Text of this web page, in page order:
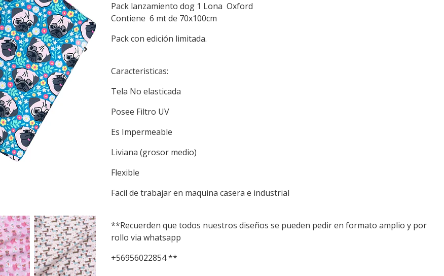
Pack lanzamiento dog 1 Lona Oxford
Contiene 6 mt de 70x100cm
Pack con edición limitada.
Caracteristicas:
Tela No elasticada
Posee Filtro UV
Es Impermeable
Liviana (grosor medio)
Flexible
Facil de trabajar en maquina casera e industrial
**Recuerden que todos nuestros diseños se pueden pedir en formato amplio y por
rollo via whatsapp
+56956022854 **